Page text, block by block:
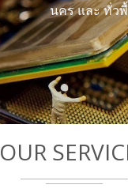
นคร และ ทั่วพื้นที่ จ.ช
OUR